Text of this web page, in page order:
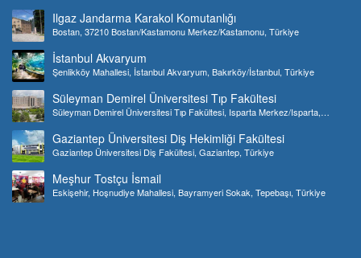
Ilgaz Jandarma Karakol Komutanlığı
Bostan, 37210 Bostan/Kastamonu Merkez/Kastamonu, Türkiye
İstanbul Akvaryum
Şenlikköy Mahallesi, İstanbul Akvaryum, Bakırköy/İstanbul, Türkiye
Süleyman Demirel Üniversitesi Tıp Fakültesi
Süleyman Demirel Üniversitesi Tıp Fakültesi, Isparta Merkez/Isparta,
Gaziantep Üniversitesi Diş Hekimliği Fakültesi
Gaziantep Üniversitesi Diş Fakültesi, Gaziantep, Türkiye
Meşhur Tostçu İsmail
Eskişehir, Hoşnudiye Mahallesi, Bayramyeri Sokak, Tepebaşı, Türkiye